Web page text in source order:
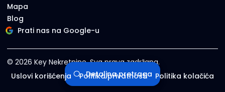
Detaljna pretraga
Mapa
Blog
Prati nas na Google-u
© 2026 Key Nekretnine.Sva prava zadržana.
Uslovi korišćenja
Politika privatnosti Politika kolačića